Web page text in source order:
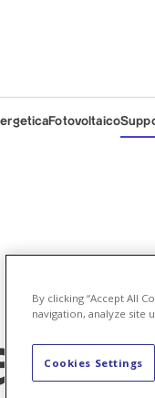
Fotovoltaico
By clicking “Accept All
navigation, analyze site
Cookies Settings